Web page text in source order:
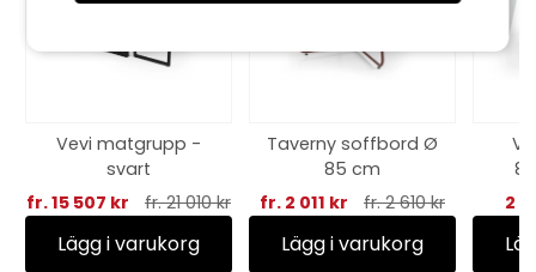
Vevi matgrupp -
svart
fr. 15 507 kr
fr. 21 010 kr
Lägg i varukorg
Taverny soffbord Ø
85 cm
fr. 2 011 kr
fr. 2 610 kr
Lägg i varukorg
2